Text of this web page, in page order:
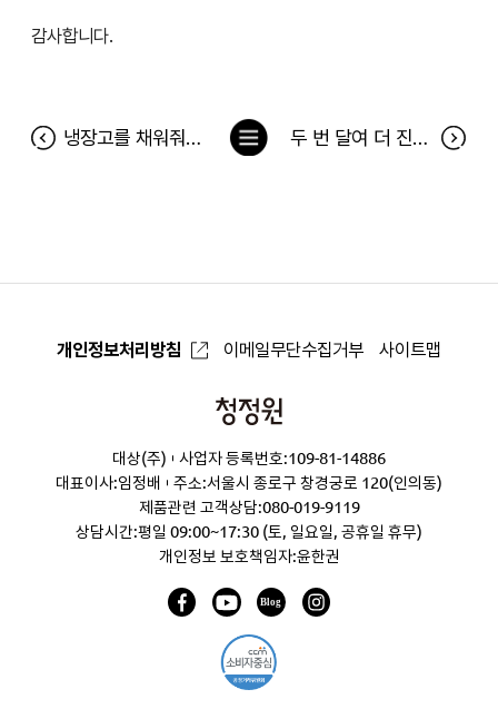
감사합니다.
냉장고를 채워줘 191차 당첨자(9월 7일~9월 13일) 두 번 달여 더 진한 진간장 찐한 응원 이벤트 당첨자
목
개인정보처리방침 이메일무단수집거부 사이트맵
청
원
대상(주)
사업자 등록번호:109-81-14886
대표이사:임정배
주소:서울시 종로구 창경궁로 120(인의동)
제품관련 고객상담:080-019-9119
상담시간:평일 09:00~17:30 (토, 일요일, 공휴일 휴무)
개인정보 보호책임자:윤한권